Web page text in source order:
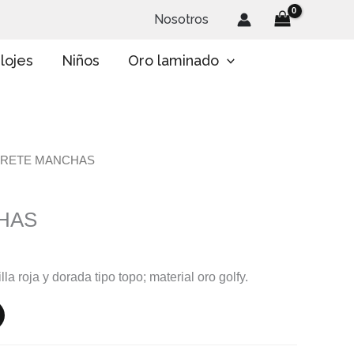
Nosotros
Niños
Oro laminado
MANCHAS
roja y dorada tipo topo; material oro golfy.